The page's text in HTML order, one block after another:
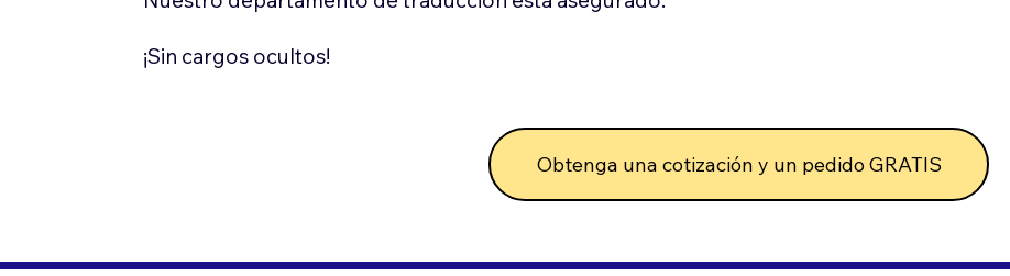
¡Sin cargos ocultos!
Obtenga una cotización y un pedido GRATIS